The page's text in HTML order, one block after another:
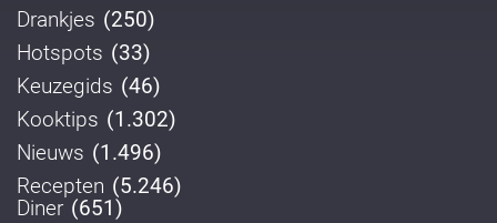
Drankjes (250)
Hotspots (33)
Keuzegids (46)
Kooktips (1.302)
Nieuws (1.496)
Recepten (5.246)
Diner (651)